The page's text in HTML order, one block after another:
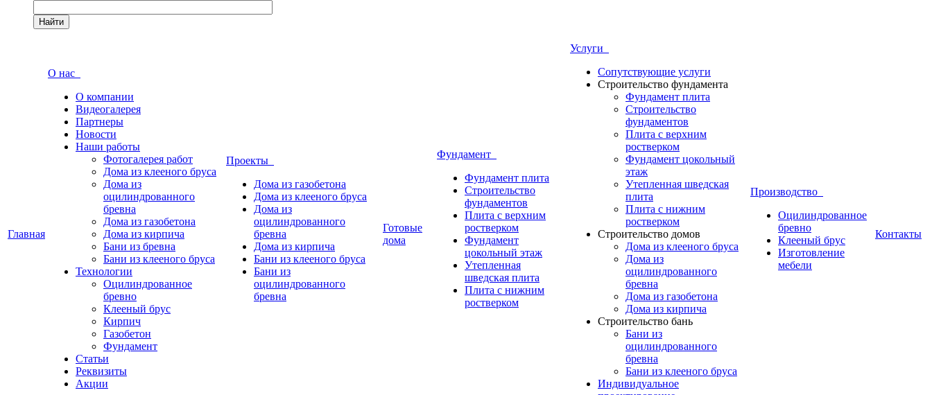
Найти
Главная
О нас
О компании
Видеогалерея
Партнеры
Новости
Наши работы
Фотогалерея работ
Дома из клееного бруса
Дома из
оцилиндрованного
бревна
Дома из газобетона
Дома из кирпича
Бани из бревна
Бани из клееного бруса
Технологии
Оцилиндрованное
бревно
Клееный брус
Кирпич
Газобетон
Фундамент
Статьи
Реквизиты
Акции
Проекты
Дома из газобетона
Дома из клееного бруса
Дома из
оцилиндрованного
бревна
Дома из кирпича
Бани из клееного бруса
Бани из
оцилиндрованного
бревна
Готовые
дома
Фундамент
Фундамент плита
Строительство
фундаментов
Плита с верхним
ростверком
Фундамент
цокольный этаж
Утепленная
шведская плита
Плита с нижним
ростверком
Услуги
Сопутствующие услуги
Строительство фундамента
Фундамент плита
Строительство
фундаментов
Плита с верхним
ростверком
Фундамент цокольный
этаж
Утепленная шведская
плита
Плита с нижним
ростверком
Строительство домов
Дома из клееного бруса
Дома из
оцилиндрованного
бревна
Дома из газобетона
Дома из кирпича
Строительство бань
Бани из
оцилиндрованного
бревна
Бани из клееного бруса
Индивидуальное
Производство
Оцилиндрованное
бревно
Клееный брус
Изготовление
мебели
Контакты